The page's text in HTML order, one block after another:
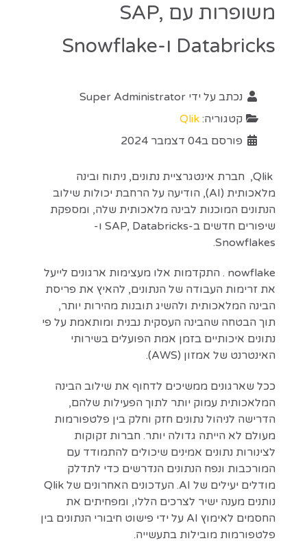
משופרות עם SAP,
Databricks ו-Snowflake
נכתב על ידי Super Administrator
קטגוריה: Qlik
פורסם ב04 דצמבר 2024
Qlik, חברת אינטגרציית נתונים, ניתוח ובינה
מלאכותית (AI), הודיעה על הרחבת יכולות שילוב
הנתונים המוכנות לבינה מלאכותית שלה, ומספקת
שיפורים חדשים ב-SAP, Databricks ו-
Snowflakes.
nowflake . התקדמות אלו מעצימות ארגונים לייעל
את זרימות העבודה של הנתונים, להאיץ את פריסת
הבינה המלאכותית ולהשיג תובנות מהירות יותר,
תוך הבטחה שהבינה העסקית נבנית ומותאמת על פי
נתונים איכותיים בזמן אמת הפועלים בשירותי
האינטרנט של אמזון (AWS).
ככל שארגונים ממשיכים לדחוף את שילוב הבינה
המלאכותית עמוק יותר לתוך הפעילות שלהם,
הדרישה לניהול נתונים חזק וחלק בין פלטפורמות
מעולם לא הייתה גדולה יותר. חברות זקוקות
לצינורות נתונים אמינים שיכולים להתמודד עם
המורכבות ונפח הנתונים הנדרשים כדי לתדלק
מודלים יעילים של AI. העדכונים האחרונים של Qlik
נותנים מענה ישיר לצרכים הללו, ומפחיתים את
החסמים לאימוץ AI על ידי פישוט חיבורי הנתונים בין
פלטפורמות מובילות בתעשייה.